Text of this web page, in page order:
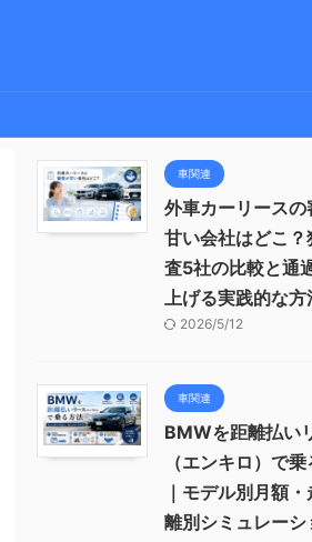
車関連
外車カーリースの
甘い会社はどこ？
査5社の比較と通
上げる実践的な方
2026/5/12
車関連
BMWを距離払い
（エンキロ）で
｜モデル別月額
離別シミュレーシ